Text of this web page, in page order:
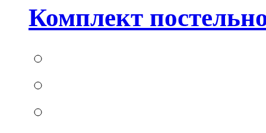
Комплект